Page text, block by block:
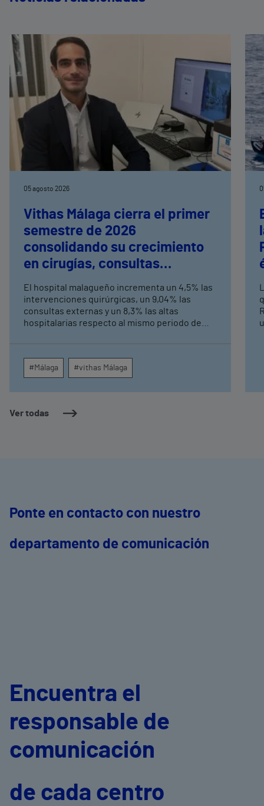
Ver todas
05 agosto 2026
Vithas Málaga cierra el primer
semestre de 2026
consolidando su crecimiento
en cirugías, consultas
El hospital malagueño incrementa un 4,5% las
intervenciones quirúrgicas, un 9,04% las
consultas externas y un 8,3% las altas
hospitalarias respecto al mismo periodo de
provincia dispara un 140% las intervenciones
quirúrgicas ambulatorias y un 7% las consultas
como oftalmología, aparato digestivo,
#Málaga #vithas Málaga
Ponte en contacto con nuestro
departamento de comunicación
Encuentra el
responsable de
comunicación
de cada centro